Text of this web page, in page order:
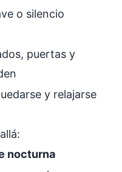
o silencio
puertas y
y relajarse
nocturna